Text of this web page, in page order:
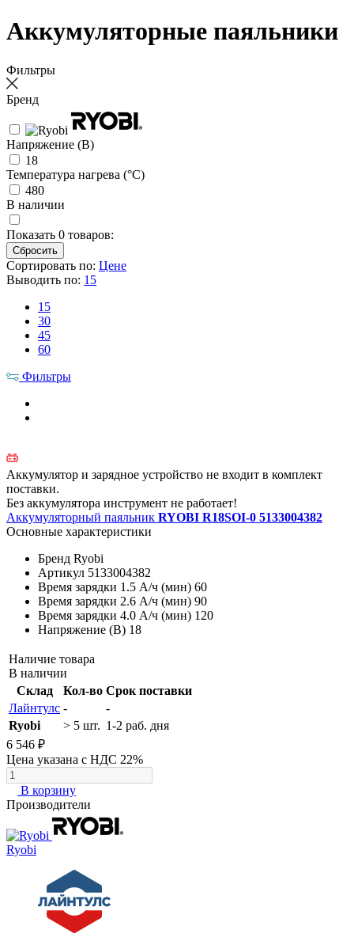
Аккумуляторные паяльники
Фильтры
Бренд
Напряжение (В)
18
Температура нагрева (°С)
480
В наличии
Показать 0 товаров:
Сортировать по: Цене
Выводить по: 15
15
30
45
60
Фильтры
Аккумулятор и зарядное устройство не входит в комплект
поставки.
Без аккумулятора инструмент не работает!
Аккумуляторный паяльник RYOBI R18SOI-0 5133004382
Основные характеристики
Бренд Ryobi
Артикул 5133004382
Время зарядки 1.5 А/ч (мин) 60
Время зарядки 2.6 А/ч (мин) 90
Время зарядки 4.0 А/ч (мин) 120
Напряжение (В) 18
Наличие товара
В наличии
Склад
Кол-во Срок поставки
Лайнтулс -
-
Ryobi
> 5 шт. 1-2 раб. дня
6 546 ₽
Цена указана с НДС 22%
В корзину
Производители
Ryobi